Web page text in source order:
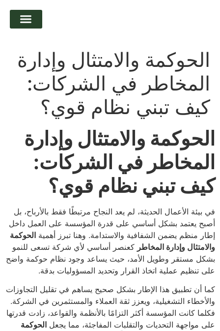
الحوكمة والامتثال وإدارة
المخاطر في الشركات:
كيف تبني نظام قوي؟
الحوكمة والامتثال وإدارة
المخاطر في الشركات:
كيف تبني نظام قوي؟
في بيئة الأعمال الحديثة، لم يعد النجاح مرتبطًا فقط بالأرباح، بل
أصبح يعتمد بشكل أساسي على قدرة المؤسسة على العمل داخل
إطار منظم يضمن الشفافية والاستدامة. وهنا تبرز أهمية الحوكمة
والامتثال وإدارة المخاطر كعنصر أساسي لأي شركة تسعى للنمو
بشكل مستقر وطويل الأمد، حيث يساعد وجود نظام حوكمة واضح
على تنظيم عملية اتخاذ القرار وتحديد المسؤوليات بدقة.
كما أن تطبيق هذا الإطار بشكل صحيح يساهم في تقليل التجاوزات
والأخطاء التشغيلية، ويعزز ثقة العملاء والمستثمرين في الشركة.
فكلما كانت المؤسسة أكثر التزامًا بالأنظمة والقواعد، زادت قدرتها
على مواجهة التحديات والتقلبات المفاجئة، مما يجعل الحوكمة